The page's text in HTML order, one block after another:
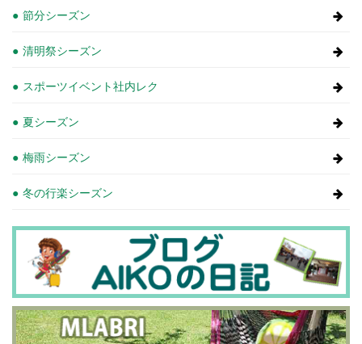
節分シーズン
清明祭シーズン
スポーツイベント社内レク
夏シーズン
梅雨シーズン
冬の行楽シーズン